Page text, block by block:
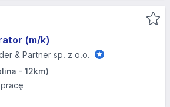
(m/k)
& Partner sp. z o.o.
- 12km)